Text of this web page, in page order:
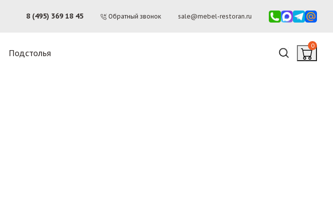
8 (495) 369 18 45 Обратный звонок sale@mebel-restoran.ru
Подстолья
0